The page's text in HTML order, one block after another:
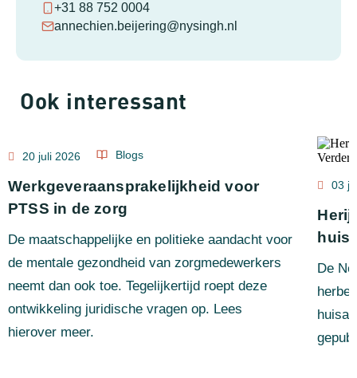
+31 88 752 0004
annechien.beijering@nysingh.nl
Ook interessant
20 juli 2026 Blogs
Werkgeveraansprakelijkheid voor
PTSS in de zorg
De maatschappelijke en politieke aandacht voor
de mentale gezondheid van zorgmedewerkers
neemt dan ook toe. Tegelijkertijd roept deze
ontwikkeling juridische vragen op. Lees
hierover meer.
03
De